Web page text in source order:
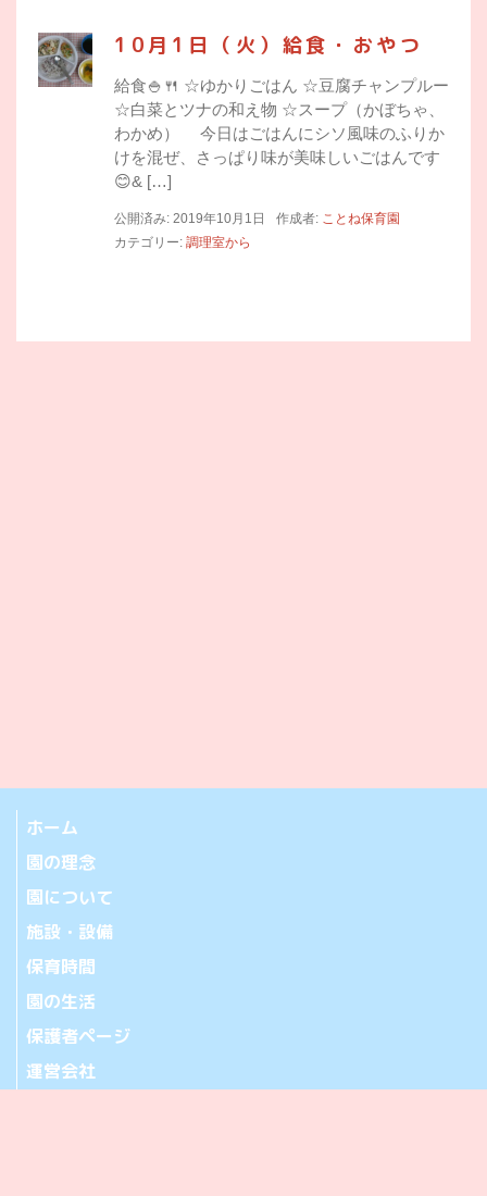
10月1日（火）給食・おやつ
給食🍚🍴 ☆ゆかりごはん ☆豆腐チャンプルー
☆白菜とツナの和え物 ☆スープ（かぼちゃ、
わかめ） 今日はごはんにシソ風味のふりか
けを混ぜ、さっぱり味が美味しいごはんです
😊& […]
公開済み: 2019年10月1日 作成者: ことね保育園
カテゴリー: 調理室から
ホーム
園の理念
園について
施設・設備
保育時間
園の生活
保護者ページ
運営会社